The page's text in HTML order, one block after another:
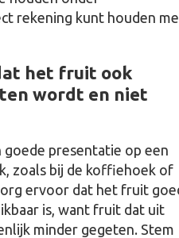
rekening kunt houden
het fruit ook
wordt en niet
goede presentatie op een
zoals bij de koffiehoek of
ervoor dat het fruit
is, want fruit dat uit
minder gegeten. Stem